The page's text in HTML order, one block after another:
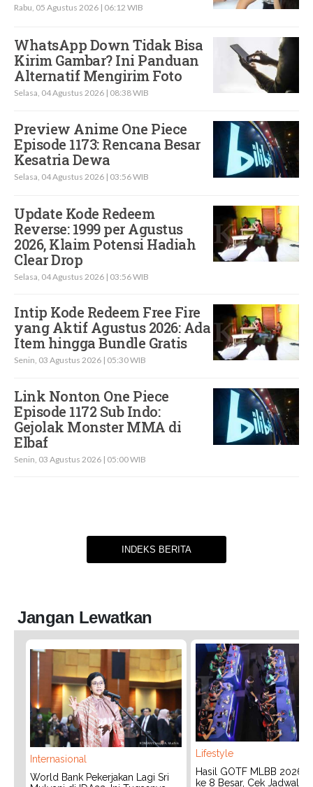
Rabu, 05 Agustus 2026 | 06:12 WIB
WhatsApp Down Tidak Bisa
Kirim Gambar? Ini Panduan
Alternatif Mengirim Foto
Selasa, 04 Agustus 2026 | 08:38 WIB
Preview Anime One Piece
Episode 1173: Rencana Besar
Kesatria Dewa
Selasa, 04 Agustus 2026 | 03:56 WIB
Update Kode Redeem
Reverse: 1999 per Agustus
2026, Klaim Potensi Hadiah
Clear Drop
Selasa, 04 Agustus 2026 | 03:56 WIB
Intip Kode Redeem Free Fire
yang Aktif Agustus 2026: Ada
Item hingga Bundle Gratis
Senin, 03 Agustus 2026 | 05:30 WIB
Link Nonton One Piece
Episode 1172 Sub Indo:
Gejolak Monster MMA di
Elbaf
Senin, 03 Agustus 2026 | 05:00 WIB
INDEKS BERITA
Jangan Lewatkan
Internasional
World Bank Pekerjakan Lagi Sri
Lifestyle
Hasil GOTF MLBB 2026:
ke 8 Besar, Cek Jadwal